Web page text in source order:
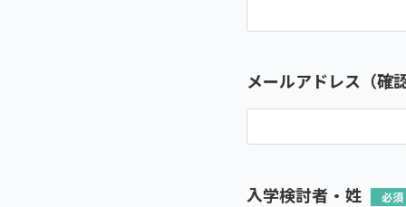
メールアドレス（確認
入学検討者・姓